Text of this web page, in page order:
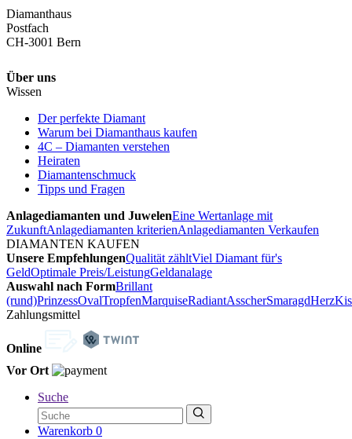
Diamanthaus
Postfach
CH-3001 Bern
Über uns
Wissen
Der perfekte Diamant
Warum bei Diamanthaus kaufen
4C – Diamanten verstehen
Heiraten
Diamantenschmuck
Tipps und Fragen
Anlagediamanten und JuwelenEine Wertanlage mit
ZukunftAnlagediamanten kriterienAnlagediamanten Verkaufen
DIAMANTEN KAUFEN
Unsere EmpfehlungenQualität zähltViel Diamant für's
GeldOptimale Preis/LeistungGeldanalage
Auswahl nach FormBrillant
(rund)PrinzessOvalTropfenMarquiseRadiantAsscherSmaragdHerz
Zahlungsmittel
Online
Vor Ort
Suche
Warenkorb 0